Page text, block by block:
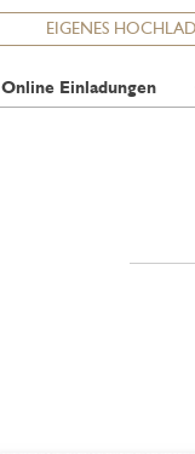
EIGENES
Online Einladungen